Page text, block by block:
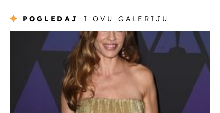
POGLEDAJ I OVU GALERIJU